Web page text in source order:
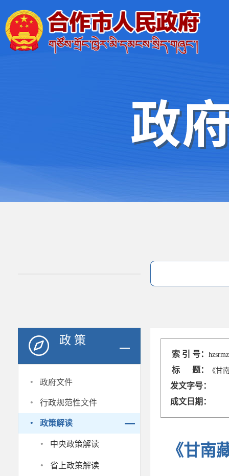
政 策
· 政府文件
· 行政规范性文件
· 政策解读
· 中央政策解读
· 省上政策解读
索 引 号：
标 题： 《甘
发文字号：
成文日期：
《甘南